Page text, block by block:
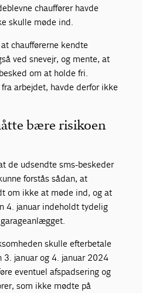
chauffører havde
skulle møde ind.
chaufførerne kendte
ved snevejr, og mente, at
om at holde fri.
arbejdet, havde derfor ikke
bære risikoen
de udsendte sms-beskeder
forstås sådan, at
om ikke at møde ind, og at
4. januar indeholdt tydelig
skulle efterbetale
januar og 4. januar 2024
eventuel afspadsering og
som ikke mødte på